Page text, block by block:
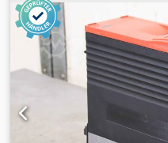
Frequenzumrichter Altivar
Leistung: 90 kW -Eingang:
Ausgang: 380-480V / 0-500
Frequenzumrichter
Abmessung: 800/290/325
Dcodpfxjxlzibs Akrsk